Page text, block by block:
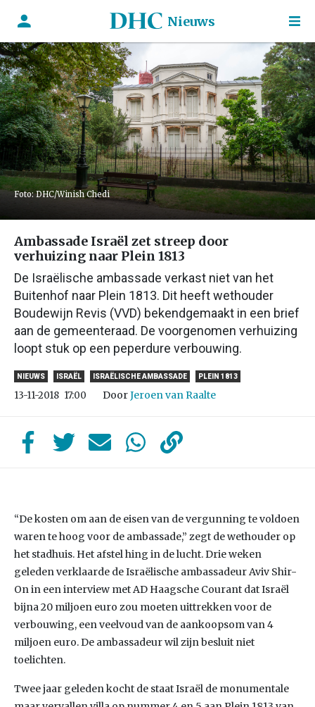
Nieuws
Foto: DHC/Winish Chedi
Ambassade Israël zet streep door
verhuizing naar Plein 1813
De Israëlische ambassade verkast niet van het
Buitenhof naar Plein 1813. Dit heeft wethouder
Boudewijn Revis (VVD) bekendgemaakt in een brief
aan de gemeenteraad. De voorgenomen verhuizing
loopt stuk op een peperdure verbouwing.
NIEUWS ISRAËL ISRAËLISCHE AMBASSADE PLEIN 1813
13-11-2018 17:00 DoorJeroen van Raalte
“De kosten om aan de eisen van de vergunning te voldoen
waren te hoog voor de ambassade,” zegt de wethouder op
het stadhuis. Het afstel hing in de lucht. Drie weken
geleden verklaarde de Israëlische ambassadeur Aviv Shir-
On in een interview met AD Haagsche Courant dat Israël
bijna 20 miljoen euro zou moeten uittrekken voor de
verbouwing, een veelvoud van de aankoopsom van 4
miljoen euro. De ambassadeur wil zijn besluit niet
toelichten.
Twee jaar geleden kocht de staat Israël de monumentale